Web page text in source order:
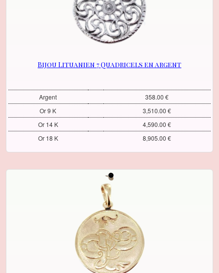
Bijou Lituanien 7 Quadricels en argent
Argent
358.00 €
Or 9 K
3,510.00 €
Or 14 K
4,590.00 €
Or 18 K
8,905.00 €